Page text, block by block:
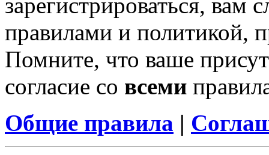
правилами и политикой,
Помните, что ваше
согласие со всеми
Общие правила |